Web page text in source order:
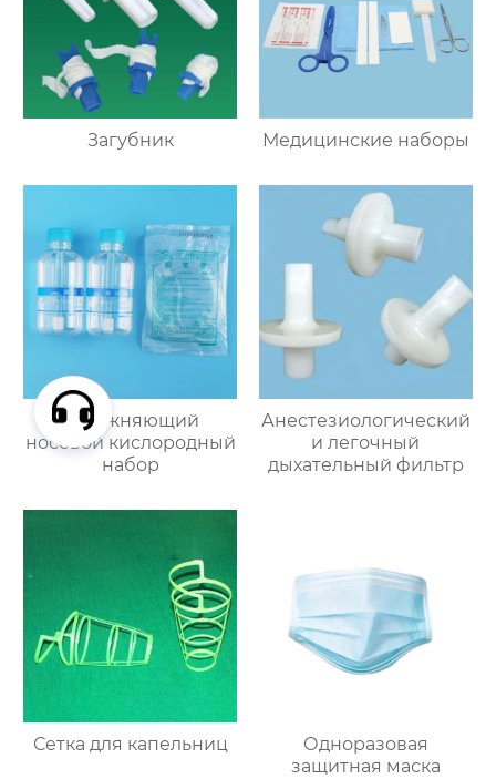
Загубник Медицинские наборы
Увлажняющий
носовой кислородный
набор
Анестезиологический
и легочный
дыхательный фильтр
Сетка для капельниц
Одноразовая
защитная маска